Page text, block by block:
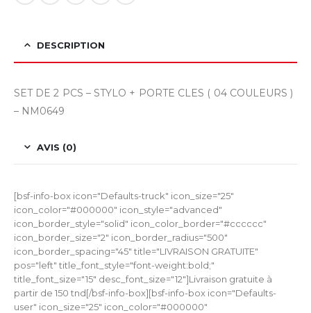
DESCRIPTION
SET DE 2 PCS – STYLO + PORTE CLES ( 04 COULEURS )
– NM0649
AVIS (0)
[bsf-info-box icon="Defaults-truck" icon_size="25"
icon_color="#000000" icon_style="advanced"
icon_border_style="solid" icon_color_border="#cccccc"
icon_border_size="2" icon_border_radius="500"
icon_border_spacing="45" title="LIVRAISON GRATUITE"
pos="left" title_font_style="font-weight:bold;"
title_font_size="15" desc_font_size="12"]Livraison gratuite à
partir de 150 tnd[/bsf-info-box][bsf-info-box icon="Defaults-
user" icon_size="25" icon_color="#000000"